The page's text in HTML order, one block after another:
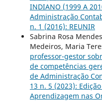
INDIANO (1999 A
Administração
n. 1 (2016): REUNIR
Sabrina Rosa
Medeiros, Maria
professor-gestor
de competências
de Administração
13 n. 5 (2023):
Aprendizagem nas